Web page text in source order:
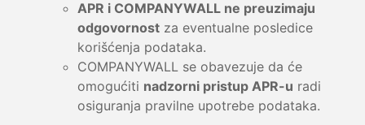
APR i COMPANYWALL ne preuzimaju
odgovornost za eventualne posledice
korišćenja podataka.
COMPANYWALL se obavezuje da će
omogućiti nadzorni pristup APR-u radi
osiguranja pravilne upotrebe podataka.